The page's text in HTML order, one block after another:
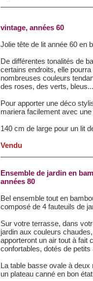
vintage, années 60
Jolie tête de lit année 60 en
De différentes tonalités de
certains endroits, elle
nombreuses couleurs
des roses, des verts, bleus...
Pour apporter une déco
mariera facilement avec
140 cm de large pour un lit
Vendu
Ensemble de jardin en
années 80
Bel ensemble tout en
composé de 4 fauteuils de
Sur votre terrasse, dans
jardin aux couleurs
apporteront un air tout à fait
confortables, dotés de
La table basse ovale à
un plateau canné en bon